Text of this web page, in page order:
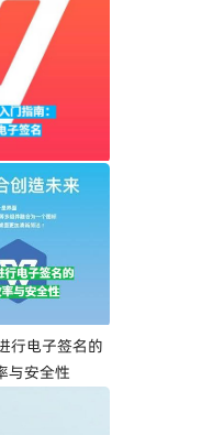
门指南：一步
行电子签名的
与安全性